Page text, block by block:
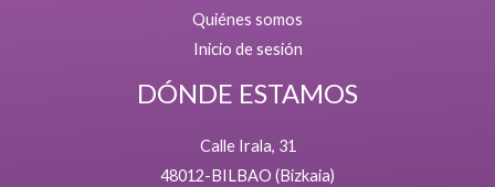
Quiénes somos
Inicio de sesión
DÓNDE ESTAMOS
Calle Irala, 31
48012-BILBAO (Bizkaia)